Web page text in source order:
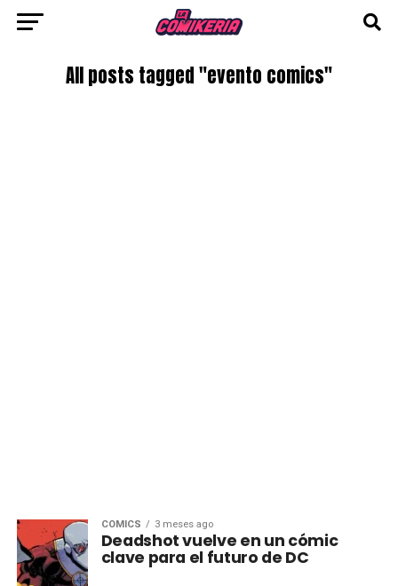
All posts tagged "evento comics"
CÓMICS 3 meses ago
Deadshot vuelve en un cómic
clave para el futuro de DC